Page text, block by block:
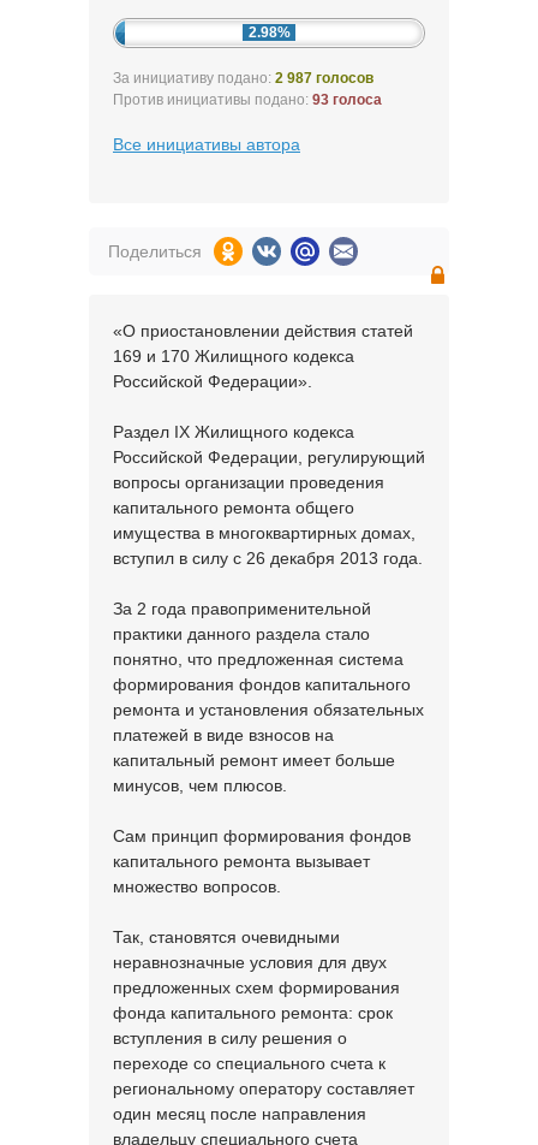
2.98%
За инициативу подано: 2 987 голосов
Против инициативы подано: 93 голоса
Все инициативы автора
Поделиться
«О приостановлении действия статей
169 и 170 Жилищного кодекса
Российской Федерации».
Раздел IX Жилищного кодекса
Российской Федерации, регулирующий
вопросы организации проведения
капитального ремонта общего
имущества в многоквартирных домах,
вступил в силу с 26 декабря 2013 года.
За 2 года правоприменительной
практики данного раздела стало
понятно, что предложенная система
формирования фондов капитального
ремонта и установления обязательных
платежей в виде взносов на
капитальный ремонт имеет больше
минусов, чем плюсов.
Сам принцип формирования фондов
капитального ремонта вызывает
множество вопросов.
Так, становятся очевидными
неравнозначные условия для двух
предложенных схем формирования
фонда капитального ремонта: срок
вступления в силу решения о
переходе со специального счета к
региональному оператору составляет
один месяц после направления
владельцу специального счета